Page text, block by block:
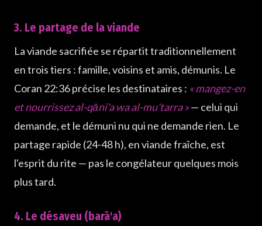
3. Le partage de la viande
La viande sacrifiée se répartit traditionnellement
en trois tiers : famille, voisins et amis, démunis. Le
Coran 22:36 précise les destinataires : « mangez-en
et nourrissez al-qāni'a wa al-mu'tarra »— celui qui
demande, et le démuni nu qui ne demande rien. Le
partage rapide (24-48 h), en viande fraîche, est
l'esprit du rite — pas le congélateur quelques mois
plus tard.
4. Le désaveu (barā'a)